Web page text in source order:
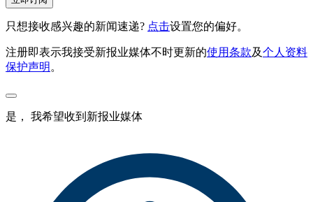
只想接收感兴趣的新闻速递? 点击设置您的偏好。
注册即表示我接受新报业媒体不时更新的使用条款及个人资料
保护声明 。
是， 我希望收到新报业媒体